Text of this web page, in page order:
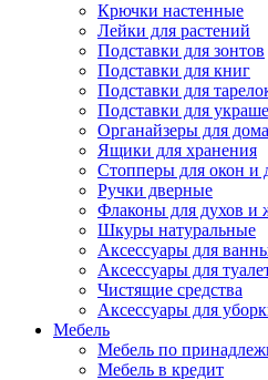
Крючки настенные
Лейки для растений
Подставки для зонтов
Подставки для книг
Подставки для
Подставки для
Органайзеры для дома
Ящики для хранения
Стопперы для окон и
Ручки дверные
Флаконы для духов и
Шкуры натуральные
Аксессуары для
Аксессуары для
Чистящие средства
Аксессуары для
Мебель
Мебель по
Мебель в кредит